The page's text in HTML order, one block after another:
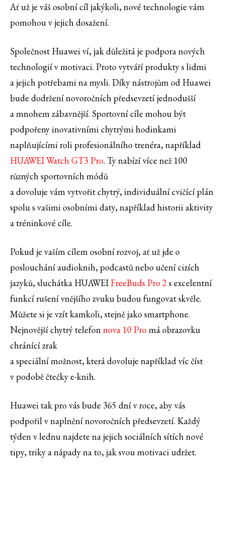
Ať už je váš osobní cíl jakýkoli, nové technologie vám
pomohou v jejich dosažení.
Společnost Huawei ví, jak důležitá je podpora nových
technologií v motivaci. Proto vytváří produkty s lidmi
a jejich potřebami na mysli. Díky nástrojům od Huawei
bude dodržení novoročních předsevzetí jednodušší
a mnohem zábavnější. Sportovní cíle mohou být
podpořeny inovativními chytrými hodinkami
naplňujícími roli profesionálního trenéra, například
HUAWEI Watch GT3 Pro. Ty nabízí více než 100
různých sportovních módů
a dovoluje vám vytvořit chytrý, individuální cvičící plán
spolu s vašimi osobními daty, například historii aktivity
a tréninkové cíle.
Pokud je vaším cílem osobní rozvoj, ať už jde o
poslouchání audioknih, podcastů nebo učení cizích
jazyků, sluchátka HUAWEI FreeBuds Pro 2s excelentní
funkcí rušení vnějšího zvuku budou fungovat skvěle.
Můžete si je vzít kamkoli, stejně jako smartphone.
Nejnovější chytrý telefonnova 10 Promá obrazovku
chránící zrak
a speciální možnost, která dovoluje například víc číst
v podobě čtečky e-knih.
Huawei tak pro vás bude 365 dní v roce, aby vás
podpořil v naplnění novoročních předsevzetí. Každý
týden v lednu najdete na jejich sociálních sítích nové
tipy, triky a nápady na to, jak svou motivaci udržet.